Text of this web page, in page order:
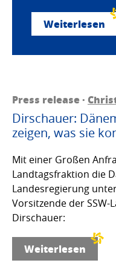
Weiterlesen
Press release ·
Dirschauer:
zeigen, was sie
Mit einer Großen
Landtagsfraktion die
Landesregierung
Vorsitzende der
Dirschauer:
Weiterlesen